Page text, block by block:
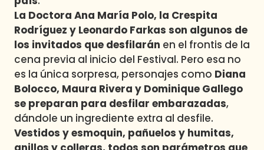
La Doctora Ana María Polo, la Crespita
Rodríguez y Leonardo Farkas son algunos de
los invitados que desfilarán en el frontis de la
cena previa al inicio del Festival. Pero esa no
es la única sorpresa, personajes como Diana
Bolocco, Maura Rivera y Dominique Gallego
se preparan para desfilar embarazadas,
dándole un ingrediente extra al desfile.
Vestidos y esmoquin, pañuelos y humitas,